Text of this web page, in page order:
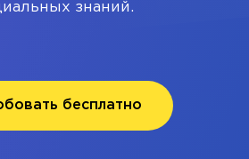
знаний.
бесплатно